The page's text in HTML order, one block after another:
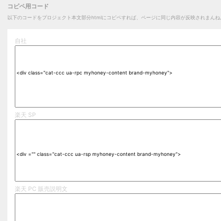
コピペ用コード
以下のコードをプロジェクト本文部分htmlにコピペすれば、ページに同じ内容が反映されまんね
自社
楽天 SP
楽天 PC 販売説明文